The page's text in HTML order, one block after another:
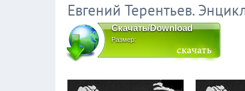
Евгений Терентьев.
Скачать/Download
Размер: